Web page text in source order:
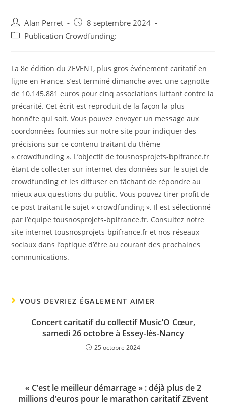
Auteur/autrice
de
Alan Perret
Post
published:
8 septembre 2024
PostPublication Crowdfunding:
La 8e édition du ZEVENT, plus gros événement caritatif en
ligne en France, s’est terminé dimanche avec une cagnotte
de 10.145.881 euros pour cinq associations luttant contre la
précarité. Cet écrit est reproduit de la façon la plus
honnête qui soit. Vous pouvez envoyer un message aux
coordonnées fournies sur notre site pour indiquer des
précisions sur ce contenu traitant du thème
« crowdfunding ». L’objectif de tousnosprojets-bpifrance.fr
étant de collecter sur internet des données sur le sujet de
crowdfunding et les diffuser en tâchant de répondre au
mieux aux questions du public. Vous pouvez tirer profit de
ce post traitant le sujet « crowdfunding ». Il est sélectionné
par l’équipe tousnosprojets-bpifrance.fr. Consultez notre
site internet tousnosprojets-bpifrance.fr et nos réseaux
sociaux dans l’optique d’être au courant des prochaines
communications.
VOUS DEVRIEZ ÉGALEMENT AIMER
Concert caritatif du collectif Music’O Cœur,
samedi 26 octobre à Essey-lès-Nancy
25 octobre 2024
« C’est le meilleur démarrage » : déjà plus de 2
millions d’euros pour le marathon caritatif ZEvent